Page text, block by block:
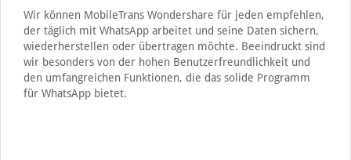
Wir können MobileTrans Wondershare für jeden empfehlen,
der täglich mit WhatsApp arbeitet und seine Daten sichern,
wiederherstellen oder übertragen möchte. Beeindruckt sind
wir besonders von der hohen Benutzerfreundlichkeit und
den umfangreichen Funktionen, die das solide Programm
für WhatsApp bietet.